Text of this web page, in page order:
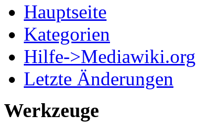
Hauptseite
Kategorien
Hilfe->Mediawiki.org
Letzte Änderungen
Werkzeuge